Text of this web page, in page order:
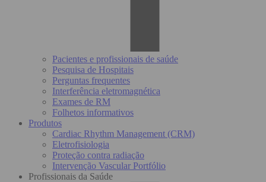
Pacientes e profissionais de saúde
Pesquisa de Hospitais
Perguntas frequentes
Interferência eletromagnética
Exames de RM
Folhetos informativos
Produtos
Cardiac Rhythm Management (CRM)
Eletrofisiologia
Proteção contra radiação
Intervenção Vascular Portfólio
Profissionais da Saúde